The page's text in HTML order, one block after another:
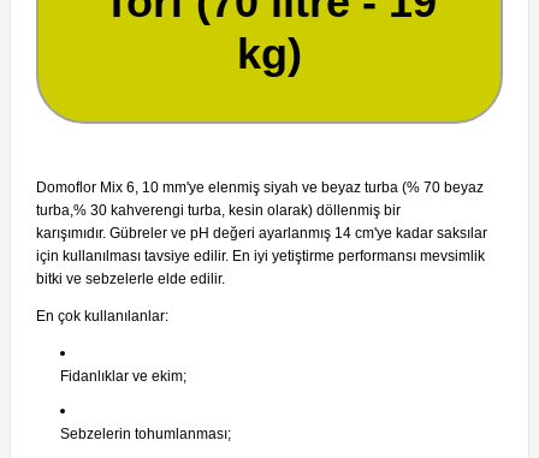
kg)
Domoflor Mix 6, 10 mm'ye elenmiş siyah ve beyaz turba (% 70 beyaz
turba,% 30 kahverengi turba, kesin olarak) döllenmiş bir
karışımıdır. Gübreler ve pH değeri ayarlanmış 14 cm'ye kadar saksılar
için kullanılması tavsiye edilir. En iyi yetiştirme performansı mevsimlik
bitki ve sebzelerle elde edilir.
En çok kullanılanlar:
Fidanlıklar ve ekim;
Sebzelerin tohumlanması;